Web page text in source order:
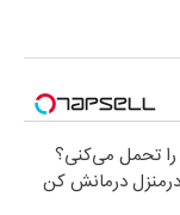
را تحمل می‌کنی؟
درمانش کن